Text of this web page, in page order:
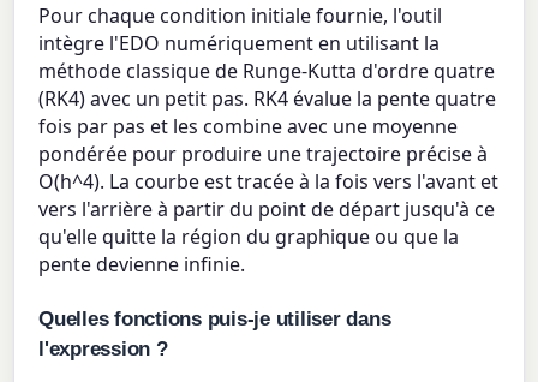
Pour chaque condition initiale fournie, l'outil
intègre l'EDO numériquement en utilisant la
méthode classique de Runge-Kutta d'ordre quatre
(RK4) avec un petit pas. RK4 évalue la pente quatre
fois par pas et les combine avec une moyenne
pondérée pour produire une trajectoire précise à
O(h^4). La courbe est tracée à la fois vers l'avant et
vers l'arrière à partir du point de départ jusqu'à ce
qu'elle quitte la région du graphique ou que la
pente devienne infinie.
Quelles fonctions puis-je utiliser dans
l'expression ?